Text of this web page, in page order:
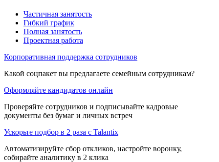
Частичная занятость
Гибкий график
Полная занятость
Проектная работа
Корпоративная поддержка сотрудников
Какой соцпакет вы предлагаете семейным сотрудникам?
Оформляйте кандидатов онлайн
Проверяйте сотрудников и подписывайте кадровые
документы без бумаг и личных встреч
Ускорьте подбор в 2 раза с Talantix
Автоматизируйте сбор откликов, настройте воронку,
собирайте аналитику в 2 клика